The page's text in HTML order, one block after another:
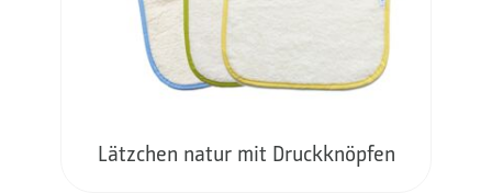
Lätzchen natur mit Druckknöpfen